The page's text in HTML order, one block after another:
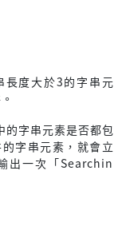
度大於3的字串元
字串元素是否都包
字串元素，就會立
出一次「Searchin